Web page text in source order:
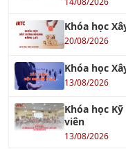
20/08/2026
Khóa học
13/08/2026
Khóa học
viên
KHÓA AI